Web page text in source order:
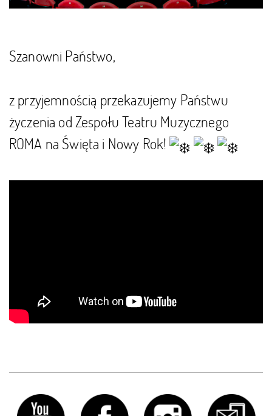
Szanowni Państwo,
z przyjemnością przekazujemy Państwu
życzenia od Zespołu Teatru Muzycznego
ROMA na Święta i Nowy Rok!